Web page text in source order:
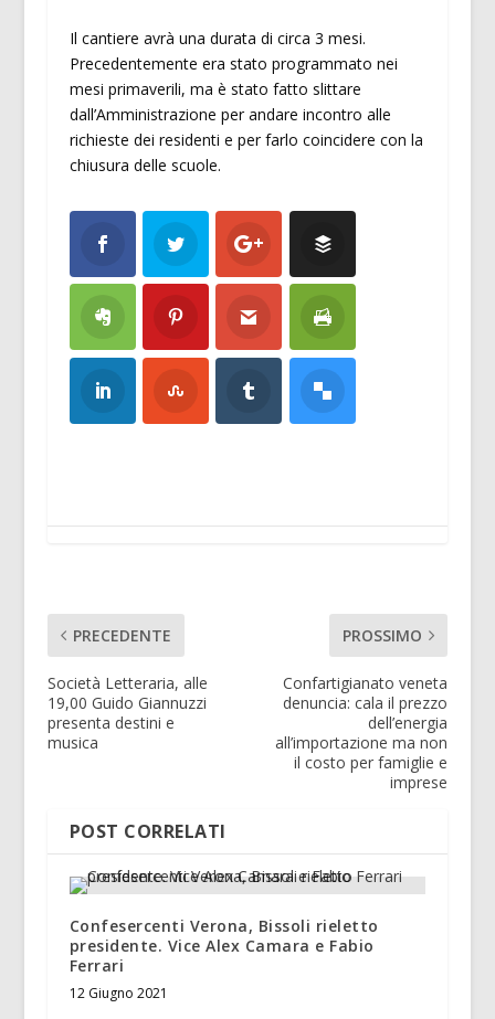
Il cantiere avrà una durata di circa 3 mesi.
Precedentemente era stato programmato nei
mesi primaverili, ma è stato fatto slittare
dall’Amministrazione per andare incontro alle
richieste dei residenti e per farlo coincidere con la
chiusura delle scuole.
PRECEDENTE
Società Letteraria, alle
19,00 Guido Giannuzzi
presenta destini e
musica
PROSSIMO
Confartigianato veneta
denuncia: cala il prezzo
dell’energia
all’importazione ma non
il costo per famiglie e
imprese
POST CORRELATI
Confesercenti Verona, Bissoli rieletto
presidente. Vice Alex Camara e Fabio
Ferrari
12 Giugno 2021